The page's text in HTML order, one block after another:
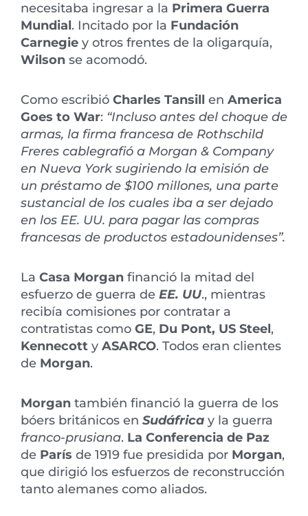
necesitaba ingresar a la Primera Guerra
Mundial. Incitado por la Fundación
Carnegie y otros frentes de la oligarquía,
Wilson se acomodó.
Como escribió Charles Tansill en America
Goes to War: “Incluso antes del choque de
armas, la firma francesa de Rothschild
Freres cablegrafió a Morgan & Company
en Nueva York sugiriendo la emisión de
un préstamo de $100 millones, una parte
sustancial de los cuales iba a ser dejado
en los EE. UU. para pagar las compras
francesas de productos estadounidenses”.
La Casa Morgan financió la mitad del
esfuerzo de guerra de EE. UU., mientras
recibía comisiones por contratar a
contratistas como GE, Du Pont, US Steel,
Kennecott y ASARCO. Todos eran clientes
de Morgan.
Morgan también financió la guerra de los
bóers británicos en Sudáfrica y la guerra
franco-prusiana. La Conferencia de Paz
de París de 1919 fue presidida por Morgan,
que dirigió los esfuerzos de reconstrucción
tanto alemanes como aliados.